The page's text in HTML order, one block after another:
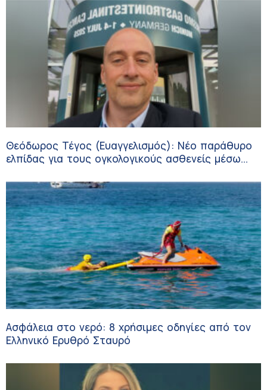
Θεόδωρος Τέγος (Ευαγγελισμός): Νέο παράθυρο
ελπίδας για τους ογκολογικούς ασθενείς μέσω
Ασφάλεια στο νερό: 8 χρήσιμες οδηγίες από τον
Ελληνικό Ερυθρό Σταυρό